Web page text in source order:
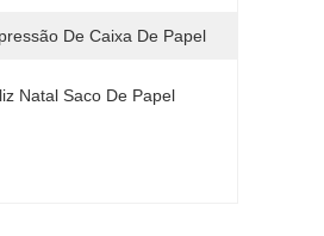
De Caixa De Papel
Natal Saco De Papel